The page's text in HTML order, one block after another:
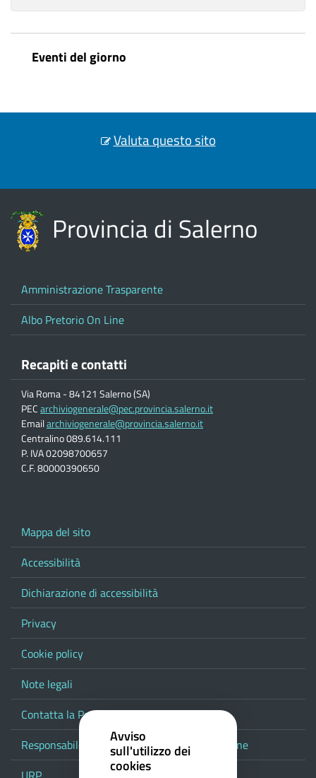
Eventi del giorno
Valuta questo sito
Provincia di Salerno
Amministrazione Trasparente
Albo Pretorio On Line
Recapiti e contatti
Via Roma - 84121 Salerno (SA)
PECarchiviogenerale@pec.provincia.salerno.it
Emailarchiviogenerale@provincia.salerno.it
Centralino 089.614.111
P. IVA 02098700657
C.F. 80000390650
Mappa del sito
Accessibilità
Dichiarazione di accessibilità
Privacy
Cookie policy
Note legali
Contatta la Provincia
Responsabile del procedimento di pubblicazione
Avviso
sull'utilizzo dei
cookies